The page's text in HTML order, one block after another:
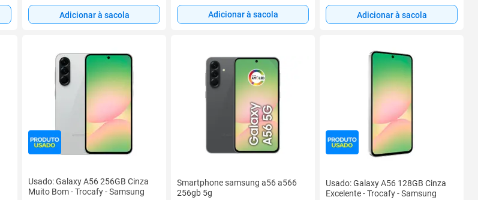
Adicionar à sacola Adicionar à sacola Adicionar à sacola
Usado: Galaxy A56 256GB Cinza
Muito Bom - Trocafy - Samsung
Smartphone samsung a56 a566
256gb 5g
Usado: Galaxy A56 128GB Cinza
Excelente - Trocafy - Samsung